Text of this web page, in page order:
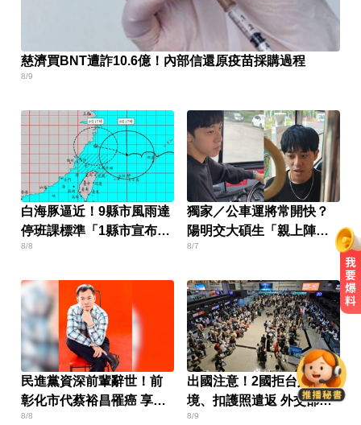
慈濟買BNT遭詐10.6億！內部信還原疫苗採購過程
8/9
白海豚逼近！9縣市風雨達
停班課標準「1縣市宣布
了」
8/8
獨家／公車運將常開快？
陽明交大碩生「親上陣」
找原因
8/7
民進黨資深前輩辭世！前
彰化市代蔡裕昌罹癌 享壽
71歲
8/8
出國注意！2國拒台人入
境、扣護照遣返 外交部證
實了
8/9
她砸錢演女主「60場吻戲狂伸舌」
男星硬撐拍完...慘下架
6.4萬名股東注意！三商壽下市倒數
「千張大戶」還有245人